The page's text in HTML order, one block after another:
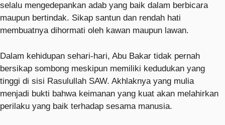
selalu mengedepankan adab yang baik dalam berbicara
maupun bertindak. Sikap santun dan rendah hati
membuatnya dihormati oleh kawan maupun lawan.
Dalam kehidupan sehari-hari, Abu Bakar tidak pernah
bersikap sombong meskipun memiliki kedudukan yang
tinggi di sisi Rasulullah SAW. Akhlaknya yang mulia
menjadi bukti bahwa keimanan yang kuat akan melahirkan
perilaku yang baik terhadap sesama manusia.